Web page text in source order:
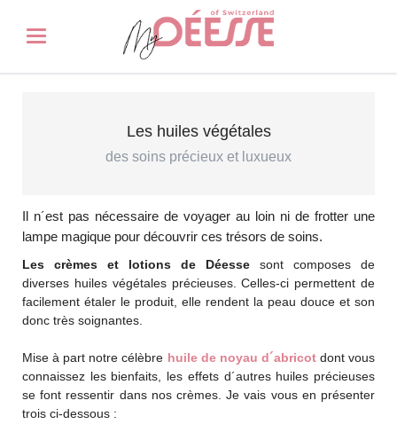
Les huiles végétales
des soins précieux et luxueux
Il n´est pas nécessaire de voyager au loin ni de frotter une
lampe magique pour découvrir ces trésors de soins.
Les crèmes et lotions de Déessesont composes de
diverses huiles végétales précieuses. Celles-ci permettent de
facilement étaler le produit, elle rendent la peau douce et son
donc très soignantes.
Mise à part notre célèbre huile de noyau d´abricotdont vous
connaissez les bienfaits, les effets d´autres huiles précieuses
se font ressentir dans nos crèmes. Je vais vous en présenter
trois ci-dessous :